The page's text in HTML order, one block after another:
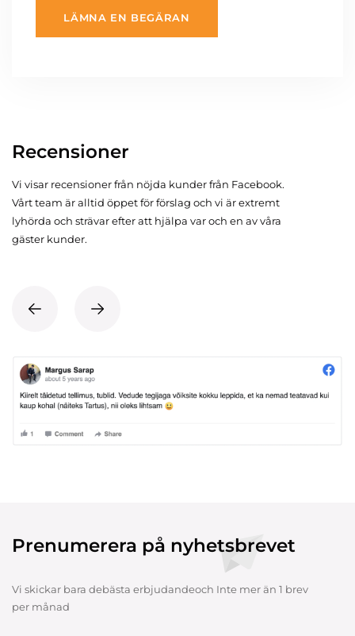
LÄMNA EN BEGÄRAN
Recensioner
Vi visar recensioner från nöjda kunder från Facebook.
Vårt team är alltid öppet för förslag och vi är extremt
lyhörda och strävar efter att hjälpa var och en av våra
gäster kunder.
Prenumerera på nyhetsbrevet
Vi skickar bara debästa erbjudandeoch Inte mer än 1 brev
per månad